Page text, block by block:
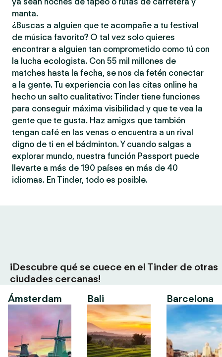
manta.
¿Buscas a alguien que te acompañe a tu festival
de música favorito? O tal vez solo quieres
encontrar a alguien tan comprometido como tú con
la lucha ecologista. Con 55 mil millones de
matches hasta la fecha, se nos da fetén conectar
a la gente. Tu experiencia con las citas online ha
hecho un salto cualitativo: Tinder tiene funciones
para conseguir máxima visibilidad y que te vea la
gente que te gusta. Haz amigxs que también
tengan café en las venas o encuentra a un rival
digno de ti en el bádminton. Y cuando salgas a
explorar mundo, nuestra función Passport puede
llevarte a más de 190 países en más de 40
idiomas. En Tinder, todo es posible.
¡Descubre qué se cuece en el Tinder de otras
ciudades cercanas!
Ámsterdam
Bali Barcelona